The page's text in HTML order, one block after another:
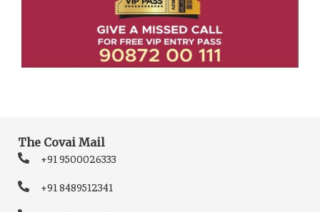
The Covai Mail
+91 9500026333
+91 8489512341